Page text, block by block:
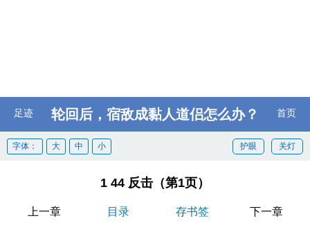
足迹 轮回后，宿敌成黏人道侣怎么办？ 首页
关灯
护眼
字体： 大 中 小
1 44 反击（第1页）
上一章 目录 存书签 下一章